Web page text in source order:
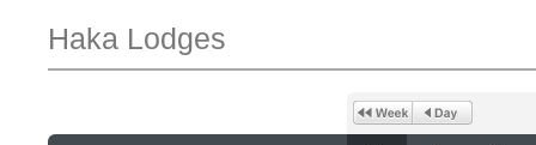
Haka Lodges